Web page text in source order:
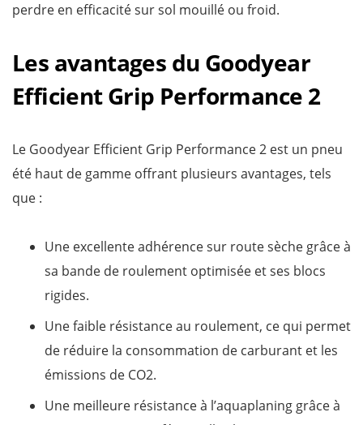
perdre en efficacité sur sol mouillé ou froid.
Les avantages du Goodyear
Efficient Grip Performance 2
Le Goodyear Efficient Grip Performance 2 est un pneu
été haut de gamme offrant plusieurs avantages, tels
que :
Une excellente adhérence sur route sèche grâce à
sa bande de roulement optimisée et ses blocs
rigides.
Une faible résistance au roulement, ce qui permet
de réduire la consommation de carburant et les
émissions de CO2.
Une meilleure résistance à l’aquaplaning grâce à